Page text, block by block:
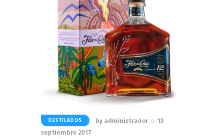
DESTILADOS by administrador
13
septiembre 2017